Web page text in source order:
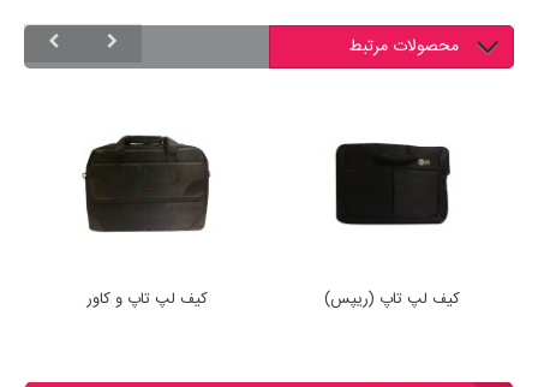
محصولات مرتبط
کیف لپ تاپ و کاور کیف لپ تاپ (ریپس)